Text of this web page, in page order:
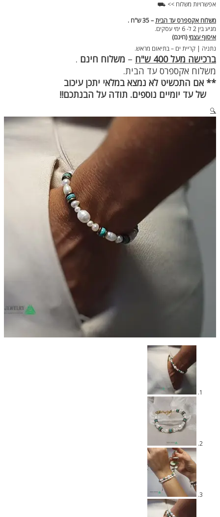
אפשרויות משלוח >> ⛟
משלוח אקספרס עד הבית– 35 ש"ח .
מגיע בין 2 ל- 6 ימי עסקים.
איסוף עצמי(חינם)
נתניה | קריית ים – בתיאום מראש.
ברכישה מעל 400 ש"ח – משלוח חינם .
משלוח אקספרס עד הבית.
** אם התכשיט לא נמצא במלאי יתכן עיכוב
של עד יומיים נוספים. תודה על הבנתכם!!
🔍